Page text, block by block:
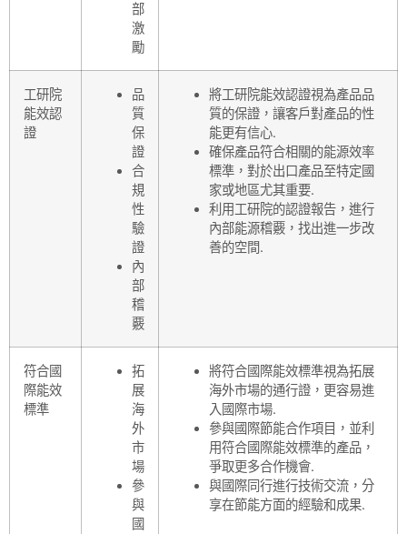
部
激
勵
工研院
能效認
證
品
質
保
證
合
規
性
驗
證
內
部
稽
覈
將工研院能效認證視為產品品
質的保證，讓客戶對產品的性
能更有信心.
確保產品符合相關的能源效率
標準，對於出口產品至特定國
家或地區尤其重要.
利用工研院的認證報告，進行
內部能源稽覈，找出進一步改
善的空間.
符合國
際能效
標準
拓
展
海
外
市
場
參
與
國
將符合國際能效標準視為拓展
海外市場的通行證，更容易進
入國際市場.
參與國際節能合作項目，並利
用符合國際能效標準的產品，
爭取更多合作機會.
與國際同行進行技術交流，分
享在節能方面的經驗和成果.